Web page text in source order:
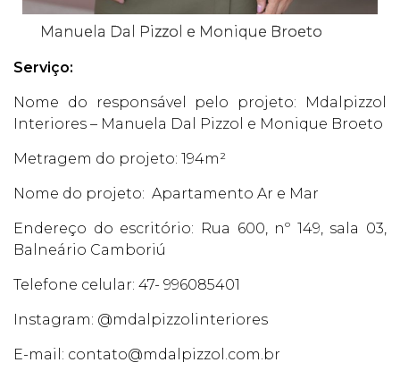
Manuela Dal Pizzol e Monique Broeto
Serviço:
Nome do responsável pelo projeto: Mdalpizzol
Interiores – Manuela Dal Pizzol e Monique Broeto
Metragem do projeto: 194m²
Nome do projeto: Apartamento Ar e Mar
Endereço do escritório: Rua 600, nº 149, sala 03,
Balneário Camboriú
Telefone celular: 47- 996085401
Instagram: @mdalpizzolinteriores
E-mail: contato@mdalpizzol.com.br